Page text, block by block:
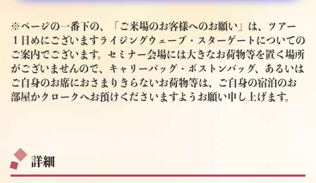
※ページの一番下の、「ご来場のお客様へのお願い」は、ツアー
１日めにございますライジングウェーブ・スターゲートについての
ご案内でございます。セミナー会場には大きなお荷物等を置く場所
がございませんので、キャリーバッグ・ボストンバッグ、あるいは
ご自身のお席におさまりきらないお荷物等は、ご自身の宿泊のお
部屋かクロークへお預けくださいますようお願い申し上げます。
詳細